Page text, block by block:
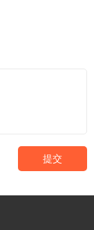
提交